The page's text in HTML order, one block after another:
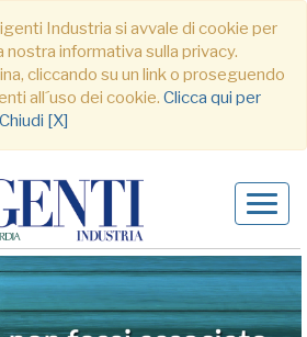
Industria si avvale di cookie per
nostra informativa sulla privacy.
cliccando su un link o proseguendo
all´uso dei cookie. Clicca qui per
Chiudi [X]